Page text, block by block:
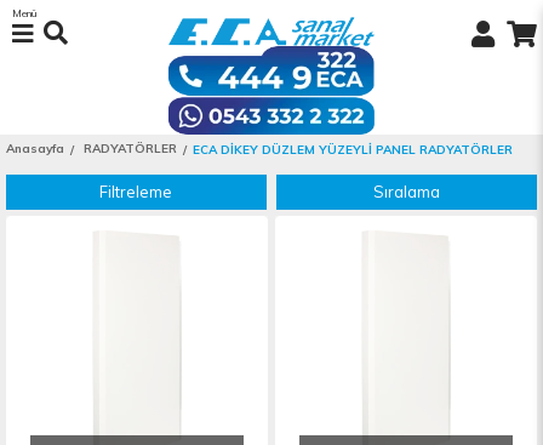
Menü
Anasayfa RADYATÖRLER ECA DİKEY DÜZLEM YÜZEYLİ PANEL RADYATÖRLER
Filtreleme Sıralama